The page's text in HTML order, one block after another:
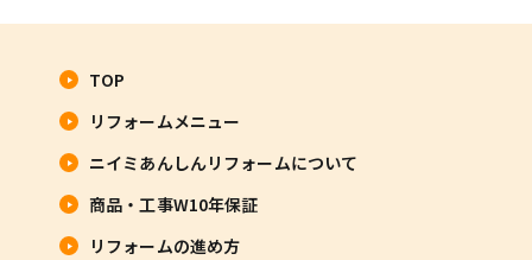
TOP
リフォームメニュー
ニイミあんしんリフォームについて
商品・工事W10年保証
リフォームの進め方